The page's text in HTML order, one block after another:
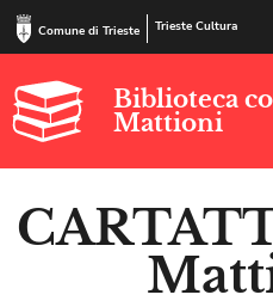
Comune di Trieste Trieste Cultura
Biblioteca
Mattioni